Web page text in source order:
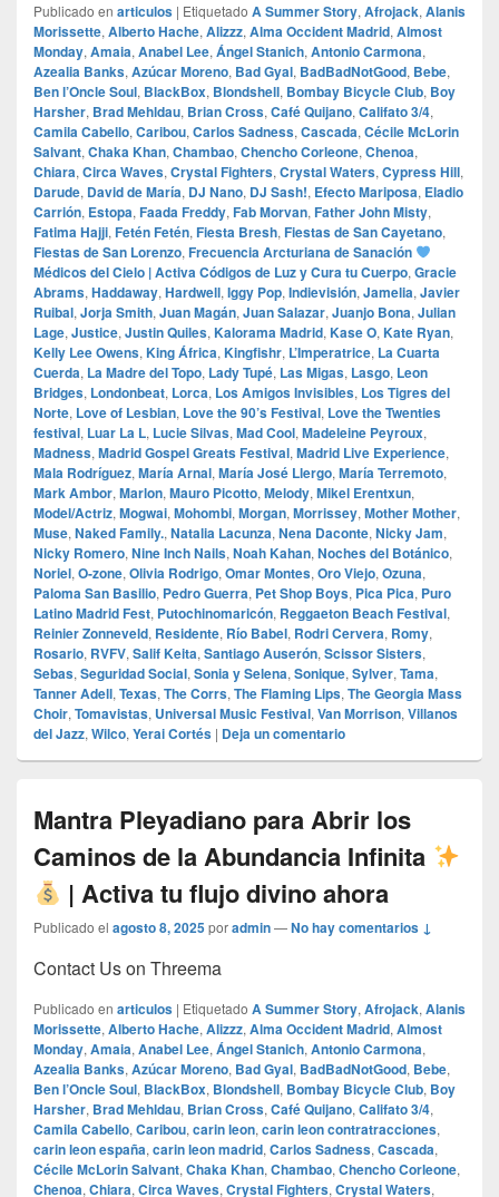
Publicado en articulos | Etiquetado A Summer Story, Afrojack, Alanis
Morissette, Alberto Hache, Alizzz, Alma Occident Madrid, Almost
Monday, Amaia, Anabel Lee, Ángel Stanich, Antonio Carmona,
Azealia Banks, Azúcar Moreno, Bad Gyal, BadBadNotGood, Bebe,
Ben l’Oncle Soul, BlackBox, Blondshell, Bombay Bicycle Club, Boy
Harsher, Brad Mehldau, Brian Cross, Café Quijano, Califato 3/4,
Camila Cabello, Caribou, Carlos Sadness, Cascada, Cécile McLorin
Salvant, Chaka Khan, Chambao, Chencho Corleone, Chenoa,
Chiara, Circa Waves, Crystal Fighters, Crystal Waters, Cypress Hill,
Darude, David de María, DJ Nano, DJ Sash!, Efecto Mariposa, Eladio
Carrión, Estopa, Faada Freddy, Fab Morvan, Father John Misty,
Fatima Hajji, Fetén Fetén, Fiesta Bresh, Fiestas de San Cayetano,
Fiestas de San Lorenzo, Frecuencia Arcturiana de Sanación
Médicos del Cielo | Activa Códigos de Luz y Cura tu Cuerpo, Gracie
Abrams, Haddaway, Hardwell, Iggy Pop, Indievisión, Jamelia, Javier
Ruibal, Jorja Smith, Juan Magán, Juan Salazar, Juanjo Bona, Julian
Lage, Justice, Justin Quiles, Kalorama Madrid, Kase O, Kate Ryan,
Kelly Lee Owens, King África, Kingfishr, L’Imperatrice, La Cuarta
Cuerda, La Madre del Topo, Lady Tupé, Las Migas, Lasgo, Leon
Bridges, Londonbeat, Lorca, Los Amigos Invisibles, Los Tigres del
Norte, Love of Lesbian, Love the 90’s Festival, Love the Twenties
festival, Luar La L, Lucie Silvas, Mad Cool, Madeleine Peyroux,
Madness, Madrid Gospel Greats Festival, Madrid Live Experience,
Mala Rodríguez, María Arnal, María José Llergo, María Terremoto,
Mark Ambor, Marlon, Mauro Picotto, Melody, Mikel Erentxun,
Model/Actriz, Mogwai, Mohombi, Morgan, Morrissey, Mother Mother,
Muse, Naked Family., Natalia Lacunza, Nena Daconte, Nicky Jam,
Nicky Romero, Nine Inch Nails, Noah Kahan, Noches del Botánico,
Noriel, O‑zone, Olivia Rodrigo, Omar Montes, Oro Viejo, Ozuna,
Paloma San Basilio, Pedro Guerra, Pet Shop Boys, Pica Pica, Puro
Latino Madrid Fest, Putochinomaricón, Reggaeton Beach Festival,
Reinier Zonneveld, Residente, Río Babel, Rodri Cervera, Romy,
Rosario, RVFV, Salif Keita, Santiago Auserón, Scissor Sisters,
Sebas, Seguridad Social, Sonia y Selena, Sonique, Sylver, Tama,
Tanner Adell, Texas, The Corrs, The Flaming Lips, The Georgia Mass
Choir, Tomavistas, Universal Music Festival, Van Morrison, Villanos
del Jazz, Wilco, Yerai Cortés | Deja un comentario
Mantra Pleyadiano para Abrir los
Caminos de la Abundancia Infinita
| Activa tu flujo divino ahora
Publicado el agosto 8, 2025poradmin—No hay comentarios ↓
Contact Us on Threema
Publicado en articulos | Etiquetado A Summer Story, Afrojack, Alanis
Morissette, Alberto Hache, Alizzz, Alma Occident Madrid, Almost
Monday, Amaia, Anabel Lee, Ángel Stanich, Antonio Carmona,
Azealia Banks, Azúcar Moreno, Bad Gyal, BadBadNotGood, Bebe,
Ben l’Oncle Soul, BlackBox, Blondshell, Bombay Bicycle Club, Boy
Harsher, Brad Mehldau, Brian Cross, Café Quijano, Califato 3/4,
Camila Cabello, Caribou, carin leon, carin leon contratracciones,
carin leon españa, carin leon madrid, Carlos Sadness, Cascada,
Cécile McLorin Salvant, Chaka Khan, Chambao, Chencho Corleone,
Chenoa, Chiara, Circa Waves, Crystal Fighters, Crystal Waters,